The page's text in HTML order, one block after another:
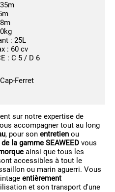
: 25L
: 60 cv
: C 5 / D 6
Ferret
sur notre expertise de
accompagner tout au long
, pour son entretien ou
la gamme SEAWEED vous
ainsi que tous les
accessibles à tout le
ou marin aguerri. Vous
entièrement
et son transport d'une